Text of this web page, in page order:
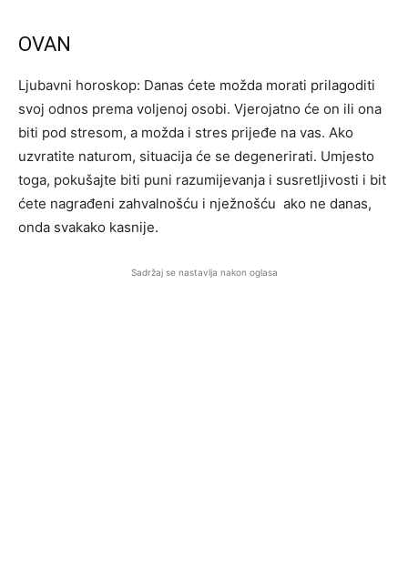
OVAN
Ljubavni horoskop: Danas ćete možda morati prilagoditi
svoj odnos prema voljenoj osobi. Vjerojatno će on ili ona
biti pod stresom, a možda i stres prijeđe na vas. Ako
uzvratite naturom, situacija će se degenerirati. Umjesto
toga, pokušajte biti puni razumijevanja i susretljivosti i bit
ćete nagrađeni zahvalnošću i nježnošću ako ne danas,
onda svakako kasnije.
Sadržaj se nastavlja nakon oglasa